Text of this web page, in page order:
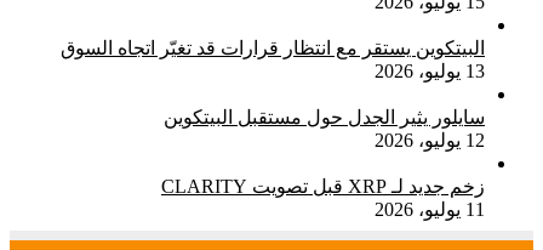
البيتكوين يستقر مع انتظار قرارات قد تغيّر اتجاه السوق
13 يوليو، 2026
سايلور يثير الجدل حول مستقبل البيتكوين
12 يوليو، 2026
زخم جديد لـ XRP قبل تصويت CLARITY
11 يوليو، 2026